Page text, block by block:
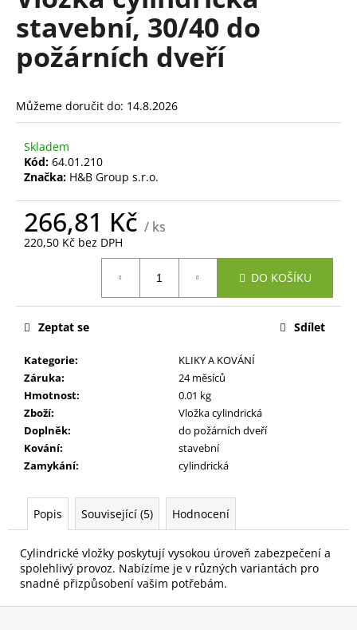
z
hvězdiček.
stavební, 30/40 do
požárních dveří
Můžeme doručit do: 14.8.2026
Skladem
Kód: 64.01.210
Značka: H&B Group s.r.o.
266,81 Kč / ks
220,50 Kč bez DPH
DO KOŠÍKU
Kategorie:
KLIKY A KOVÁNÍ
Záruka:
24 měsíců
Hmotnost:
0.01 kg
Zboží:
Vložka cylindrická
Doplněk:
do požárních dveří
Kování:
stavební
Zamykání: cylindrická
Zeptat se Sdílet
Popis Související (5) Hodnocení
Cylindrické vložky poskytují vysokou úroveň zabezpečení a
spolehlivý provoz. Nabízíme je v různých variantách pro
snadné přizpůsobení vašim potřebám.
a
j
í
t
?
HLEDAT
o
u
e
m
e
Z